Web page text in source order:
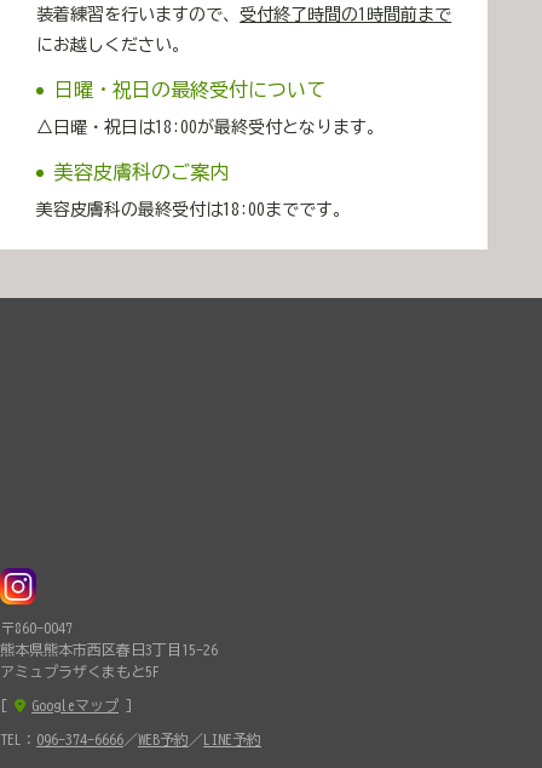
で駐車場2時間無料サービス 監修 院長 諸藤 雄一
装着練習を行いますので、受付終了時間の1時間前まで
にお越しください。
日曜・祝日の最終受付について
△日曜・祝日は18:00が最終受付となります。
美容皮膚科のご案内
美容皮膚科の最終受付は18:00までです。
〒860-0047
熊本県熊本市西区春日3丁目15-26
アミュプラザくまもと5F
[ Googleマップ ]
TEL： 096-374-6666 ／WEB予約 ／LINE予約